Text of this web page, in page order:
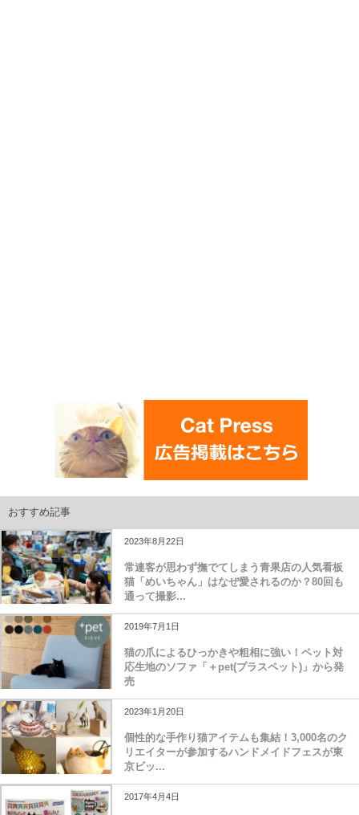
おすすめ記事
2023年8月22日
常連客が思わず撫でてしまう青果店の人気看板
猫「めいちゃん」はなぜ愛されるのか？80回も
通って撮影...
2019年7月1日
猫の爪によるひっかきや粗相に強い！ペット対
応生地のソファ「＋pet(プラスペット)」から発
売
2023年1月20日
個性的な手作り猫アイテムも集結！3,000名のク
リエイターが参加するハンドメイドフェスが東
京ビッ...
2017年4月4日